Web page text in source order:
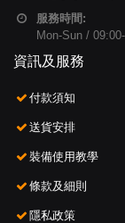
服務時間:
Mon-Sun /
資訊及服務
付款須知
送貨安排
裝備使用教學
條款及細則
隱私政策